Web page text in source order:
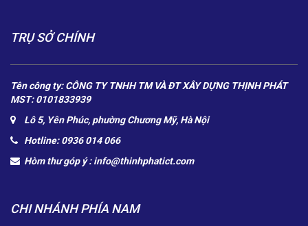
TRỤ SỞ CHÍNH
Tên công ty: CÔNG TY TNHH TM VÀ ĐT XÂY DỰNG THỊNH PHÁT
MST: 0101833939
Lô 5, Yên Phúc, phường Chương Mỹ, Hà Nội
Hotline: 0936 014 066
Hòm thư góp ý :info@thinhphatict.com
CHI NHÁNH PHÍA NAM